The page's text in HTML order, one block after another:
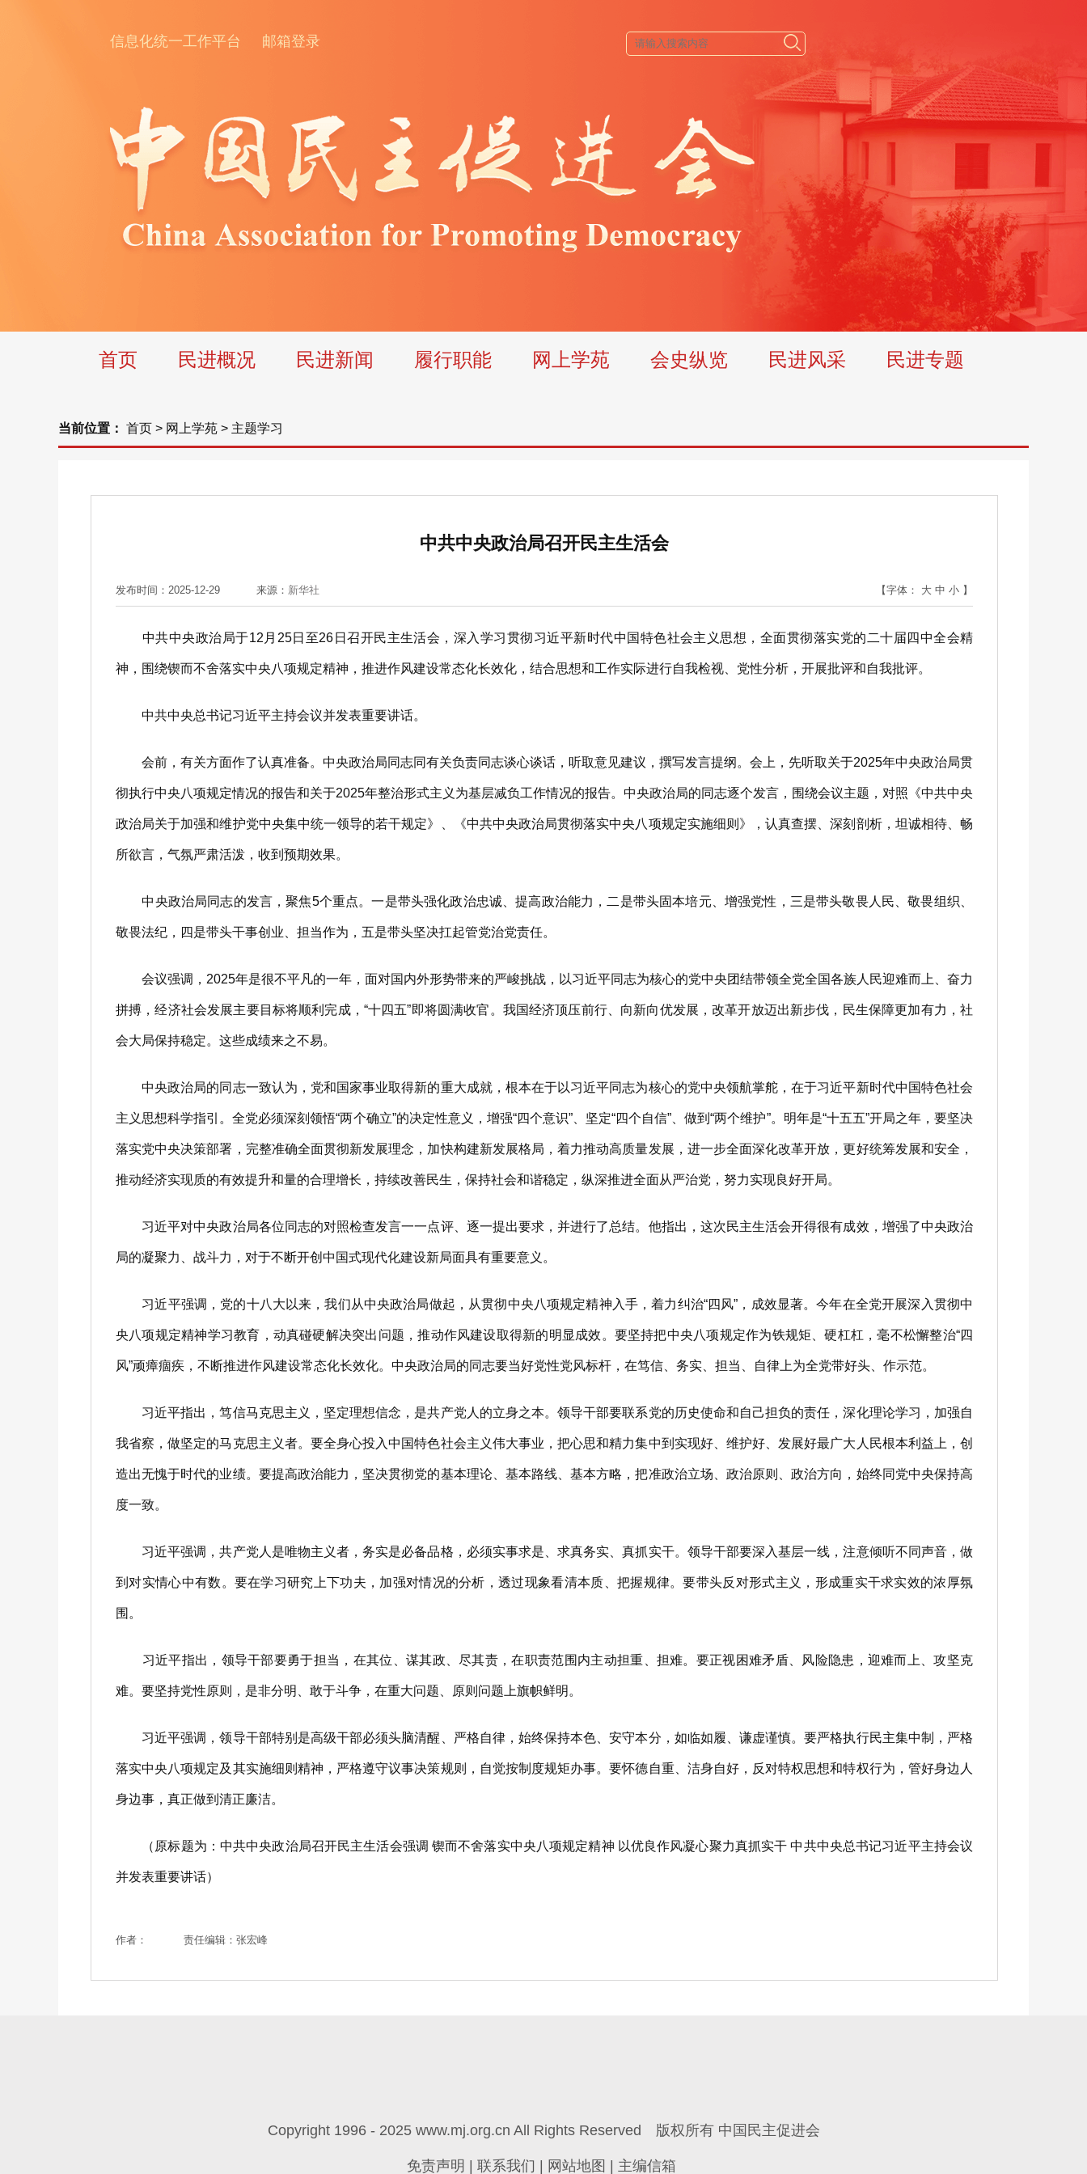
信息化统一工作平台 邮箱登录
首页 民进概况 民进新闻 履行职能 网上学苑 会史纵览 民进风采 民进专题
当前位置： 首页 > 网上学苑 > 主题学习
中共中央政治局召开民主生活会
发布时间：2025-12-29 来源： 新华社 【字体： 大 中 小 】
中共中央政治局于12月25日至26日召开民主生活会，深入学习贯彻习近平新时代中国特色社会主义思想，全面贯彻落实党的二十届四中全会精
神，围绕锲而不舍落实中央八项规定精神，推进作风建设常态化长效化，结合思想和工作实际进行自我检视、党性分析，开展批评和自我批评。
中共中央总书记习近平主持会议并发表重要讲话。
会前，有关方面作了认真准备。中央政治局同志同有关负责同志谈心谈话，听取意见建议，撰写发言提纲。会上，先听取关于2025年中央政治局贯
彻执行中央八项规定情况的报告和关于2025年整治形式主义为基层减负工作情况的报告。中央政治局的同志逐个发言，围绕会议主题，对照《中共中央
政治局关于加强和维护党中央集中统一领导的若干规定》、《中共中央政治局贯彻落实中央八项规定实施细则》，认真查摆、深刻剖析，坦诚相待、畅
所欲言，气氛严肃活泼，收到预期效果。
中央政治局同志的发言，聚焦5个重点。一是带头强化政治忠诚、提高政治能力，二是带头固本培元、增强党性，三是带头敬畏人民、敬畏组织、
敬畏法纪，四是带头干事创业、担当作为，五是带头坚决扛起管党治党责任。
会议强调，2025年是很不平凡的一年，面对国内外形势带来的严峻挑战，以习近平同志为核心的党中央团结带领全党全国各族人民迎难而上、奋力
拼搏，经济社会发展主要目标将顺利完成，“十四五”即将圆满收官。我国经济顶压前行、向新向优发展，改革开放迈出新步伐，民生保障更加有力，社
会大局保持稳定。这些成绩来之不易。
中央政治局的同志一致认为，党和国家事业取得新的重大成就，根本在于以习近平同志为核心的党中央领航掌舵，在于习近平新时代中国特色社会
主义思想科学指引。全党必须深刻领悟“两个确立”的决定性意义，增强“四个意识”、坚定“四个自信”、做到“两个维护”。明年是“十五五”开局之年，要坚决
落实党中央决策部署，完整准确全面贯彻新发展理念，加快构建新发展格局，着力推动高质量发展，进一步全面深化改革开放，更好统筹发展和安全，
推动经济实现质的有效提升和量的合理增长，持续改善民生，保持社会和谐稳定，纵深推进全面从严治党，努力实现良好开局。
习近平对中央政治局各位同志的对照检查发言一一点评、逐一提出要求，并进行了总结。他指出，这次民主生活会开得很有成效，增强了中央政治
局的凝聚力、战斗力，对于不断开创中国式现代化建设新局面具有重要意义。
习近平强调，党的十八大以来，我们从中央政治局做起，从贯彻中央八项规定精神入手，着力纠治“四风”，成效显著。今年在全党开展深入贯彻中
央八项规定精神学习教育，动真碰硬解决突出问题，推动作风建设取得新的明显成效。要坚持把中央八项规定作为铁规矩、硬杠杠，毫不松懈整治“四
风”顽瘴痼疾，不断推进作风建设常态化长效化。中央政治局的同志要当好党性党风标杆，在笃信、务实、担当、自律上为全党带好头、作示范。
习近平指出，笃信马克思主义，坚定理想信念，是共产党人的立身之本。领导干部要联系党的历史使命和自己担负的责任，深化理论学习，加强自
我省察，做坚定的马克思主义者。要全身心投入中国特色社会主义伟大事业，把心思和精力集中到实现好、维护好、发展好最广大人民根本利益上，创
造出无愧于时代的业绩。要提高政治能力，坚决贯彻党的基本理论、基本路线、基本方略，把准政治立场、政治原则、政治方向，始终同党中央保持高
度一致。
习近平强调，共产党人是唯物主义者，务实是必备品格，必须实事求是、求真务实、真抓实干。领导干部要深入基层一线，注意倾听不同声音，做
到对实情心中有数。要在学习研究上下功夫，加强对情况的分析，透过现象看清本质、把握规律。要带头反对形式主义，形成重实干求实效的浓厚氛
围。
习近平指出，领导干部要勇于担当，在其位、谋其政、尽其责，在职责范围内主动担重、担难。要正视困难矛盾、风险隐患，迎难而上、攻坚克
难。要坚持党性原则，是非分明、敢于斗争，在重大问题、原则问题上旗帜鲜明。
习近平强调，领导干部特别是高级干部必须头脑清醒、严格自律，始终保持本色、安守本分，如临如履、谦虚谨慎。要严格执行民主集中制，严格
落实中央八项规定及其实施细则精神，严格遵守议事决策规则，自觉按制度规矩办事。要怀德自重、洁身自好，反对特权思想和特权行为，管好身边人
身边事，真正做到清正廉洁。
（原标题为：中共中央政治局召开民主生活会强调 锲而不舍落实中央八项规定精神 以优良作风凝心聚力真抓实干 中共中央总书记习近平主持会议
并发表重要讲话）
作者： 责任编辑：张宏峰
Copyright 1996 - 2025 www.mj.org.cn All Rights Reserved 版权所有 中国民主促进会
免责声明 联系我们 网站地图 主编信箱